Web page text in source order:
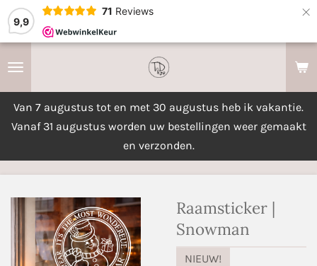
9,9
71 Reviews ×
Van 7 augustus tot en met 30 augustus heb ik vakantie.
Vanaf 31 augustus worden uw bestellingen weer gemaakt
en verzonden.
Raamsticker |
Snowman
NIEUW!